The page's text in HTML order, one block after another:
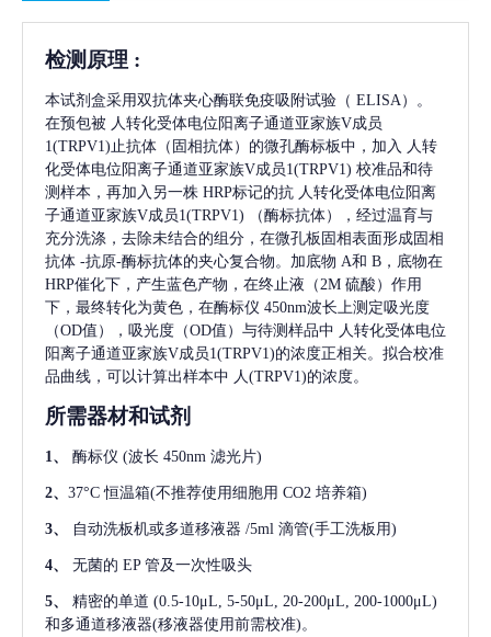
检测原理 :
本试剂盒采用双抗体夹心酶联免疫吸附试验（ ELISA）。
在预包被 人转化受体电位阳离子通道亚家族V成员
1(TRPV1) 止抗体（固相抗体）的微孔酶标板中，加入
人转
化受体电位阳离子通道亚家族V成员1(TRPV1) 校准品和待
测样本，再加入另一株 HRP标记的抗 人转化受体电位阳离
子通道亚家族V成员1(TRPV1)
（酶标抗体），经过温育与
充分洗涤，去除未结合的组分，在微孔板固相表面形成固相
抗体 -抗原-酶标抗体的夹心复合物。加底物 A和 B，底物在
HRP催化下，产生蓝色产物，在终止液（2M 硫酸）作用
下，最终转化为黄色，在酶标仪 450nm波长上测定吸光度
（OD值），吸光度（OD值）与待测样品中 人转化受体电位
阳离子通道亚家族V成员1(TRPV1)的浓度正相关。拟合校准
品曲线，可以计算出样本中 人(TRPV1)的浓度。
所需器材和试剂
1、 酶标仪 (波长 450nm 滤光片)
2、 37°C 恒温箱(不推荐使用细胞用 CO2 培养箱)
3、 自动洗板机或多道移液器 /5ml 滴管(手工洗板用)
4、 无菌的 EP 管及一次性吸头
5、 精密的单道 (0.5-10μL, 5-50μL, 20-200μL, 200-1000μL)
和多通道移液器(移液器使用前需校准)。